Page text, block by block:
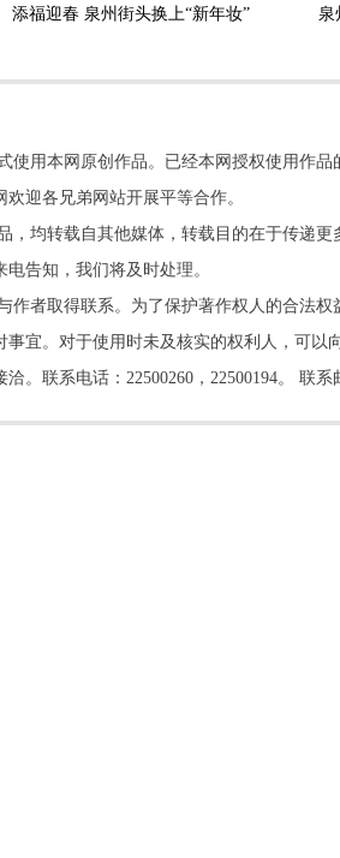
添福迎春 泉州街头换上“新年妆” 泉
用本网原创作品。已经本网授权使用作品
迎各兄弟网站开展平等合作。
均转载自其他媒体，转载目的在于传递
告知，我们将及时处理。
者取得联系。为了保护著作权人的合法
宜。对于使用时未及核实的权利人，可
联系电话：22500260，22500194。 联系